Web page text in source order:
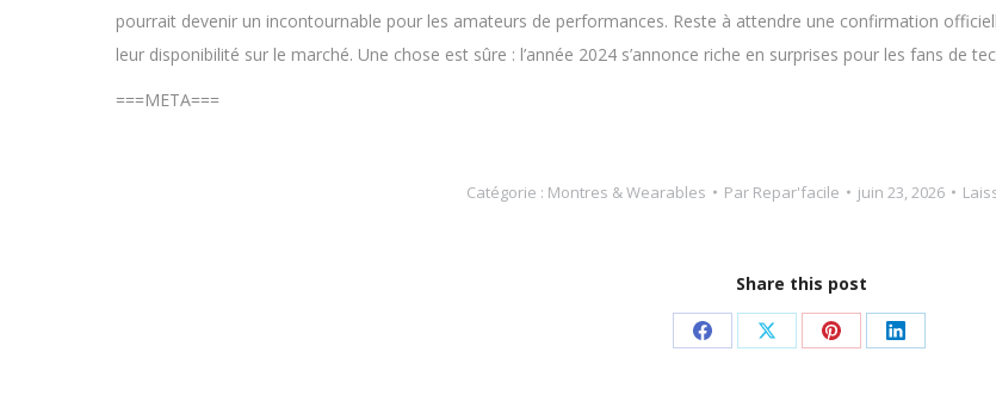
pourrait devenir un incontournable pour les amateurs de performances. Reste à attendre une confirmation
leur disponibilité sur le marché. Une chose est sûre : l’année 2024 s’annonce riche en surprises pour les fans de
===META===
Catégorie : Montres & Wearables Par Repar'facile juin 23, 2026
Share this post
PartagerPartagerPartagerPartager